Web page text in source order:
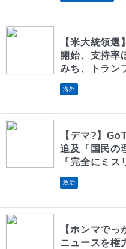
【米大統領
開始、支持率
みち、トラン
海外
【デマ?】
追及「国民の
「完全にミス
政治
【ホンマで
ニュースを権